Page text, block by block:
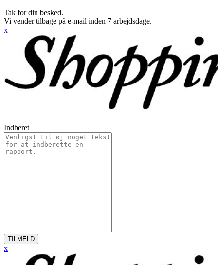
Tak for din besked.
Vi vender tilbage på e-mail inden 7 arbejdsdage.
x
Indberet
TILMELD
x